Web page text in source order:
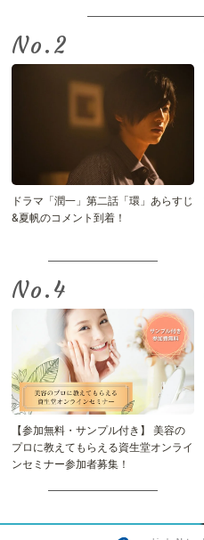
No.
ドラマ「潤一」第二話「環」あらすじ
&夏帆のコメント到着！
No.
【参加無料・サンプル付き】 美容の
プロに教えてもらえる資生堂オンライ
ンセミナー参加者募集！